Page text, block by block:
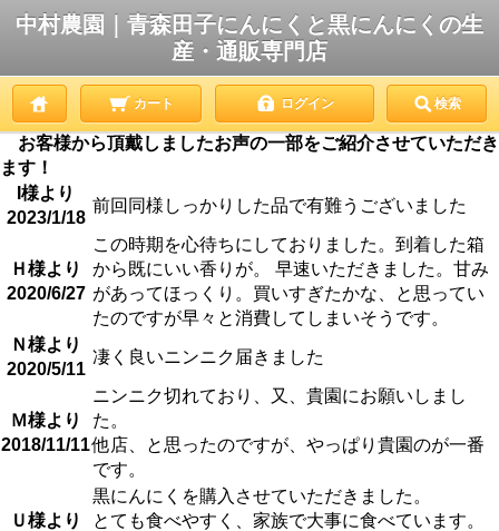
中村農園｜青森田子にんにくと黒にんにくの生
産・通販専門店
カート ログイン 検索
お客様から頂戴しましたお声の一部をご紹介させていただき
ます！
I様より
2023/1/18
前回同様しっかりした品で有難うございました
Ｈ様より
2020/6/27
この時期を心待ちにしておりました。到着した箱
から既にいい香りが。 早速いただきました。甘み
があってほっくり。買いすぎたかな、と思ってい
たのですが早々と消費してしまいそうです。
Ｎ様より
2020/5/11
凄く良いニンニク届きました
Ｍ様より
2018/11/11
ニンニク切れており、又、貴園にお願いしまし
た。
他店、と思ったのですが、やっぱり貴園のが一番
です。
Ｕ様より
黒にんにくを購入させていただきました。
とても食べやすく、家族で大事に食べています。